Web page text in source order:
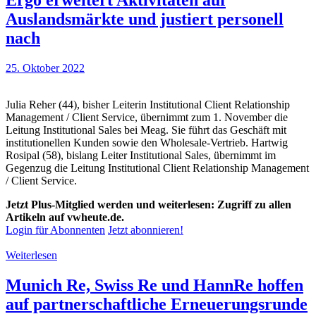
Auslandsmärkte und justiert personell
nach
25. Oktober 2022
Julia Reher (44), bisher Leiterin Institutional Client Relationship
Management / Client Service, übernimmt zum 1. November die
Leitung Institutional Sales bei Meag. Sie führt das Geschäft mit
institutionellen Kunden sowie den Wholesale-Vertrieb. Hartwig
Rosipal (58), bislang Leiter Institutional Sales, übernimmt im
Gegenzug die Leitung Institutional Client Relationship Management
/ Client Service.
Jetzt Plus-Mitglied werden und weiterlesen: Zugriff zu allen
Artikeln auf vwheute.de.
Login für Abonnenten Jetzt abonnieren!
Weiterlesen
Munich Re, Swiss Re und HannRe hoffen
auf partnerschaftliche Erneuerungsrunde